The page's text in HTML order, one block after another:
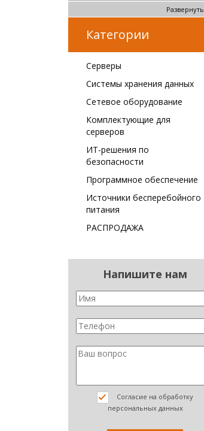
Развернуть
Категории
Серверы
Системы хранения данных
Сетевое оборудование
Комплектующие для
серверов
ИТ-решения по
безопасности
Программное обеспечение
Источники бесперебойного
питания
РАСПРОДАЖА
Напишите нам
Согласие на обработку
персональных данных